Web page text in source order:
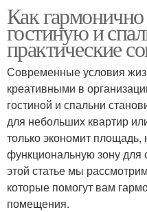
Мебели для маленькой
Мебель в интерьере
Как
гостиную и
практические
Современные условия
креативными в
гостиной и спальни
для небольших квартир
только экономит площадь,
функциональную зону для
этой статье мы
которые помогут вам
помещения.